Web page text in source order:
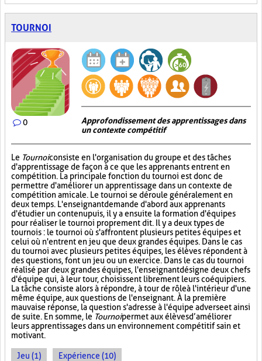
TOURNOI
0
Approfondissement des apprentissages dans
un contexte compétitif
Le Tournoiconsiste en l'organisation du groupe et des tâches
d'apprentissage de façon à ce que les apprenants entrent en
compétition. La principale fonction du tournoi est donc de
permettre d'améliorer un apprentissage dans un contexte de
compétition amicale. Le tournoi se déroule généralement en
deux temps. L'enseignant demande d'abord aux apprenants
d'étudier un contenu puis, il y a ensuite la formation d'équipes
pour réaliser le tournoi proprement dit. Il y a deux types de
tournois : le tournoi où s'affrontent plusieurs petites équipes et
celui où n'entrent en jeu que deux grandes équipes. Dans le cas
du tournoi avec plusieurs petites équipes, les élèves répondent à
des questions, font un jeu ou un exercice. Dans le cas du tournoi
réalisé par deux grandes équipes, l'enseignant désigne deux chefs
d'équipe qui, à leur tour, choisissent librement leurs coéquipiers.
La tâche consiste alors à répondre, à tour de rôle à l'intérieur d'une
même équipe, aux questions de l'enseignant. À la première
mauvaise réponse, la question s'adresse à l'équipe adverse et ainsi
de suite. En somme, le Tournoipermet aux élèves d’améliorer
leurs apprentissages dans un environnement compétitif sain et
motivant.
Jeu (1) Expérience (10)